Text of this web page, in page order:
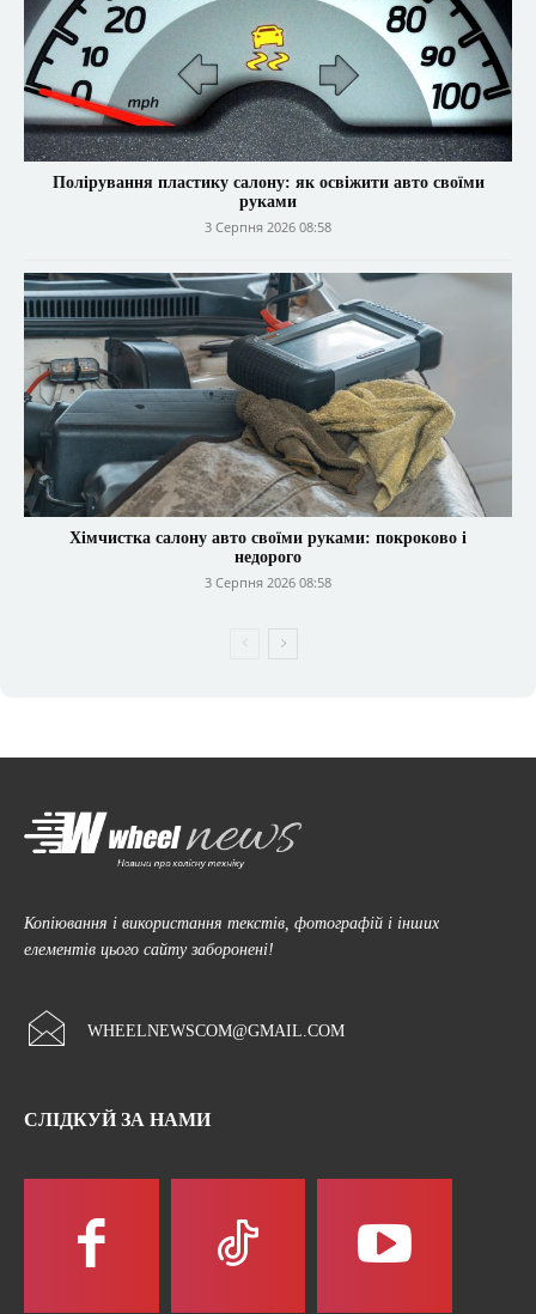
Полірування пластику салону: як освіжити авто своїми
руками
3 Серпня 2026 08:58
Хімчистка салону авто своїми руками: покроково і
недорого
3 Серпня 2026 08:58
Копіювання і використання текстів, фотографій і інших
елементів цього сайту заборонені!
WHEELNEWSCOM@GMAIL.COM
СЛІДКУЙ ЗА НАМИ